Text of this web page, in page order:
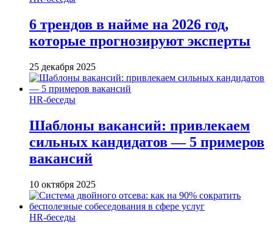
6 трендов в найме на 2026 год,
которые прогнозируют эксперты
25 декабря 2025
HR-беседы
Шаблоны вакансий: привлекаем
сильных кандидатов — 5 примеров
вакансий
10 октября 2025
HR-беседы